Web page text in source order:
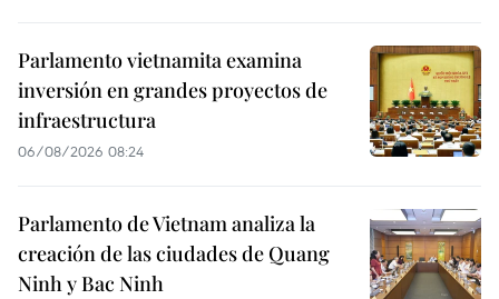
Parlamento vietnamita examina
inversión en grandes proyectos de
infraestructura
06/08/2026 08:24
Parlamento de Vietnam analiza la
creación de las ciudades de Quang
Ninh y Bac Ninh